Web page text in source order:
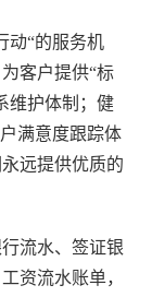
动“的服务机
客户提供“标
维护体制；健
满意度跟踪体
远提供优质的
流水、签证银
资流水账单，